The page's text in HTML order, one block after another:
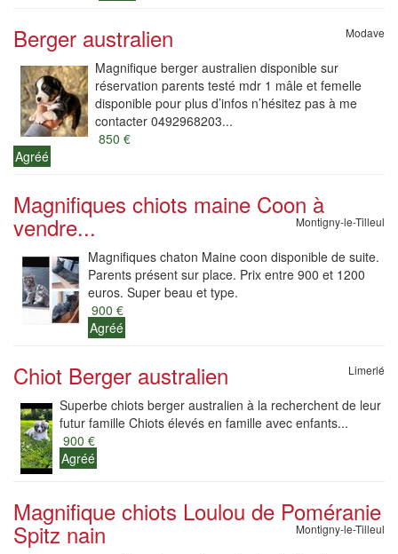
Berger australien Modave
Magnifique berger australien disponible sur
réservation parents testé mdr 1 mâle et femelle
disponible pour plus d’infos n’hésitez pas à me
contacter 0492968203...
850 €
Agréé
Magnifiques chiots maine Coon à
vendre... Montigny-le-Tilleul
Magnifiques chaton Maine coon disponible de suite.
Parents présent sur place. Prix entre 900 et 1200
euros. Super beau et type.
900 €
Agréé
Chiot Berger australien Limerlé
Superbe chiots berger australien à la recherchent de leur
futur famille Chiots élevés en famille avec enfants...
900 €
Agréé
Magnifique chiots Loulou de Poméranie
Spitz nain Montigny-le-Tilleul